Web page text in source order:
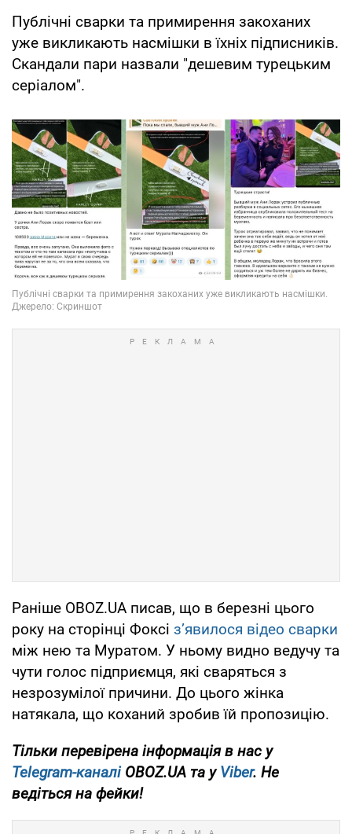
Публічні сварки та примирення закоханих
уже викликають насмішки в їхніх підписників.
Скандали пари назвали "дешевим турецьким
серіалом".
Раніше OBOZ.UA писав, що в березні цього
року на сторінці Фоксі зʼявилося відео сварки
між нею та Муратом. У ньому видно ведучу та
чути голос підприємця, які сваряться з
незрозумілої причини. До цього жінка
натякала, що коханий зробив їй пропозицію.
Тільки перевірена інформація в нас у
Telegram-каналіOBOZ.UA та уViber. Не
ведіться на фейки!